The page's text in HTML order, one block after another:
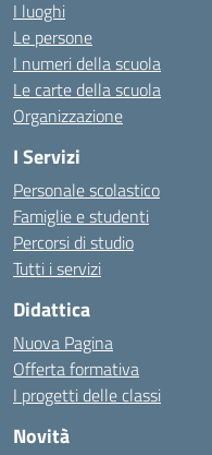
I luoghi
Le persone
I numeri della scuola
Le carte della scuola
Organizzazione
I Servizi
Personale scolastico
Famiglie e studenti
Percorsi di studio
Tutti i servizi
Didattica
Nuova Pagina
Offerta formativa
I progetti delle classi
Novità